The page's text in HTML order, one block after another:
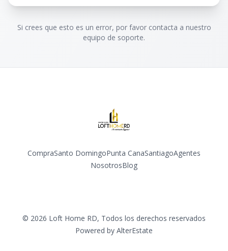
Si crees que esto es un error, por favor contacta a nuestro
equipo de soporte.
CompraSanto DomingoPunta CanaSantiagoAgentes
NosotrosBlog
© 2026 Loft Home RD, Todos los derechos reservados
Powered by AlterEstate